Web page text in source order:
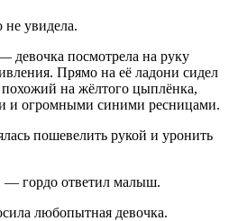
не увидела.
девочка посмотрела на руку
Прямо на её ладони сидел
на жёлтого цыплёнка,
и огромными синими ресницами.
пошевелить рукой и уронить
гордо ответил малыш.
любопытная девочка.